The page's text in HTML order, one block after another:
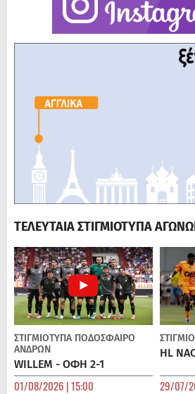
ΤΕΛΕΥΤΑΙΑ ΣΤΙΓΜΙΟΤΥΠΑ
ΣΤΙΓΜΙΟΤΥΠΑ ΠΟΔΌΣΦΑΙΡΟ
ΑΝΔΡΏΝ
WILLEM - ΟΦΗ 2-1
01/08/2026 | 15:00
HL
29/07/